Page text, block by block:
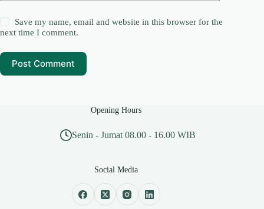
Save my name, email and website in this browser for the
next time I comment.
Post Comment
Opening Hours
Senin - Jumat 08.00 - 16.00 WIB
Social Media